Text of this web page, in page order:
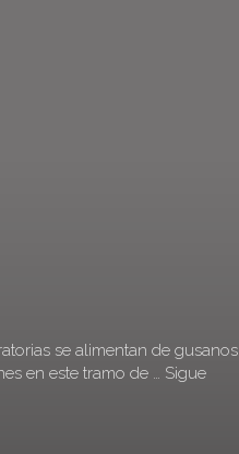
se alimentan de gusanos
en este tramo de … Sigue